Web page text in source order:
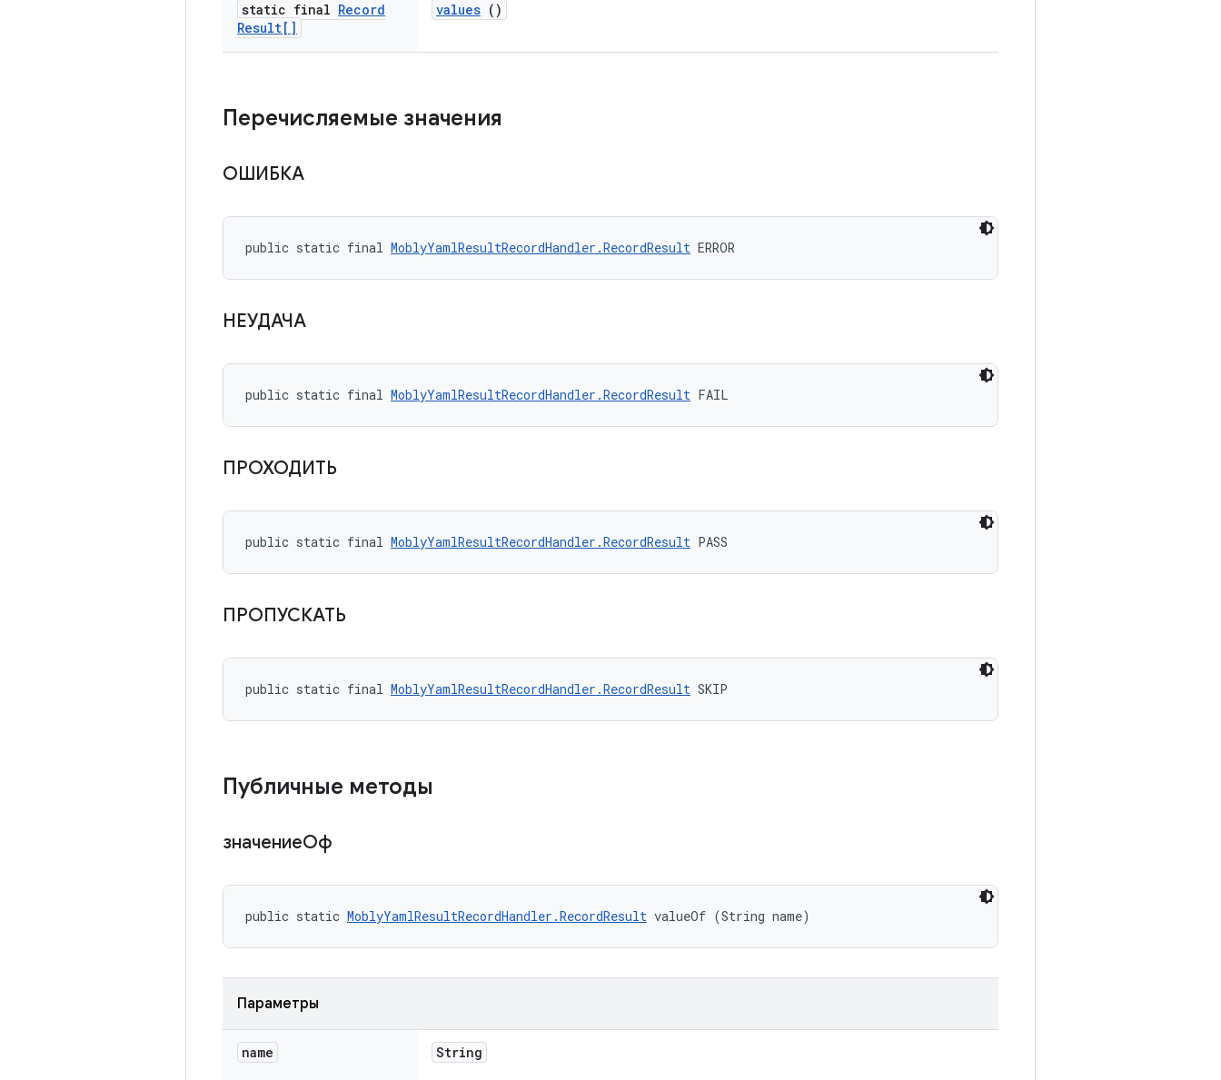
static final Record
Result[]
values ()
Перечисляемые значения
ОШИБКА
public static final MoblyYamlResultRecordHandler.RecordResult ERROR
НЕУДАЧА
public static final MoblyYamlResultRecordHandler.RecordResult FAIL
ПРОХОДИТЬ
public static final MoblyYamlResultRecordHandler.RecordResult PASS
ПРОПУСКАТЬ
public static final MoblyYamlResultRecordHandler.RecordResult SKIP
Публичные методы
значениеОф
public static MoblyYamlResultRecordHandler.RecordResult valueOf (String name)
Параметры
name String